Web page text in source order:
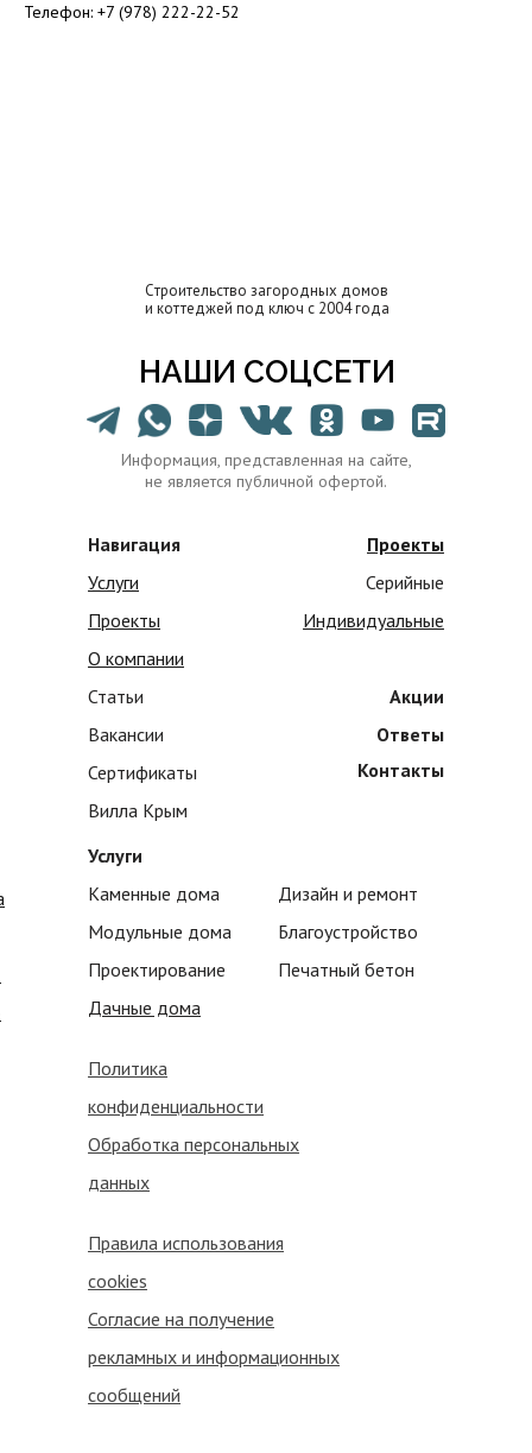
Телефон: +7 (978) 222-22-52
Cтроительство загородных домов
и коттеджей под ключ с 2004 года
Навигация
Услуги
Проекты
О компании
Статьи
Вакансии
Сертификаты
Вилла Крым
Услуги
Каменные дома
Модульные дома
Проектирование
Дизайн и ремонт
Благоустройство
Печатный бетон
Информация, представленная на сайте,
не является публичной офертой.
Проекты
Серийные
Индивидуальные
Акции
Ответы
Контакты
НАШИ СОЦСЕТИ
Дачные дома
Политика
конфиденциальности
Обработка персональных
данных
Правила использования
cookies
Согласие на получение
рекламных и информационных
сообщений